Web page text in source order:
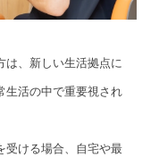
は、新しい生活拠点に
生活の中で重要視され
受ける場合、自宅や最